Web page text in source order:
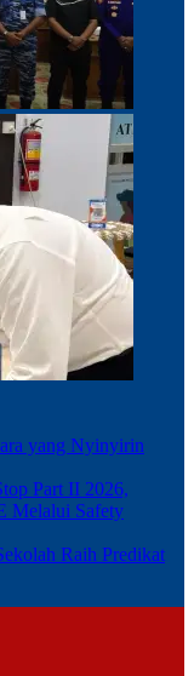
yang Nyinyirin
Part II 2026,
Melalui Safety
Raih Predikat